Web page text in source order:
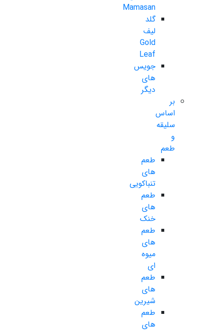
Mamasan
گلد
لیف
Gold
Leaf
جویس
های
دیگر
بر
اساس
سلیقه
و
طعم
طعم
های
تنباکویی
طعم
های
خنک
طعم
های
میوه
ای
طعم
های
شیرین
طعم
های